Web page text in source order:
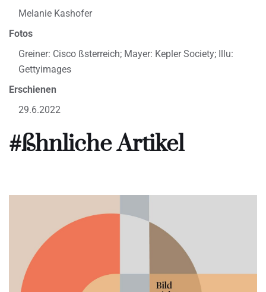
Melanie Kashofer
Fotos
Greiner: Cisco ßsterreich; Mayer: Kepler Society; Illu:
Gettyimages
Erschienen
29.6.2022
#ßhnliche Artikel